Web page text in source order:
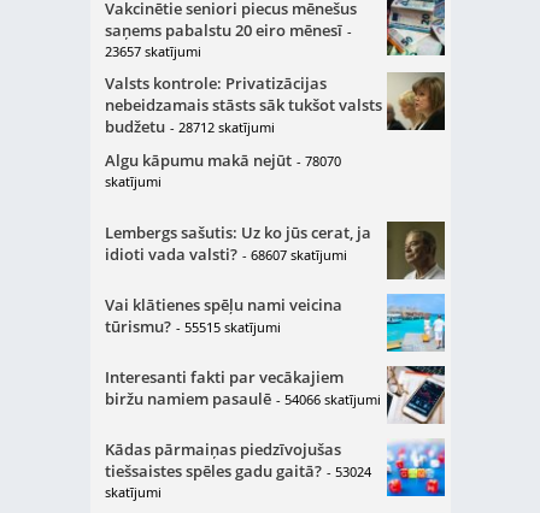
Vakcinētie seniori piecus mēnešus
saņems pabalstu 20 eiro mēnesī -
23657 skatījumi
Valsts kontrole: Privatizācijas
nebeidzamais stāsts sāk tukšot valsts
budžetu - 28712 skatījumi
Algu kāpumu makā nejūt - 78070
skatījumi
Lembergs sašutis: Uz ko jūs cerat, ja
idioti vada valsti? - 68607 skatījumi
Vai klātienes spēļu nami veicina
tūrismu? - 55515 skatījumi
Interesanti fakti par vecākajiem
biržu namiem pasaulē - 54066 skatījumi
Kādas pārmaiņas piedzīvojušas
tiešsaistes spēles gadu gaitā? - 53024
skatījumi